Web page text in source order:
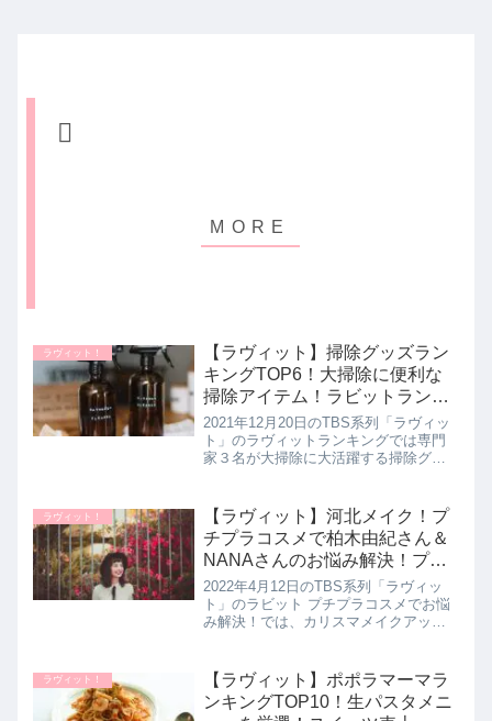
ラヴィット！
【ラヴィット】掃除グッズラン
キングTOP6！大掃除に便利な
掃除アイテム！ラビットランキ
ング！12月20日
2021年12月20日のTBS系列「ラヴィッ
ト」のラヴィットランキングでは専門
家３名が大掃除に大活躍する掃除グッ
たので詳しく紹介します。見れば思わ
ず欲しくなっちゃう便利掃...
ラヴィット！
【ラヴィット】河北メイク！プ
チプラコスメで柏木由紀さん＆
NANAさんのお悩み解決！プチ
プラコスメの使い方も｜4月12
日
2022年4月12日のTBS系列「ラヴィッ
ト」のラビット プチプラコスメでお悩
み解決！では、カリスマメイクアップ
てAKB48の柏木由紀さんとMAXの
NANAさんのお悩みを解...
ラヴィット！
【ラヴィット】ポポラマーマラ
ンキングTOP10！生パスタメニ